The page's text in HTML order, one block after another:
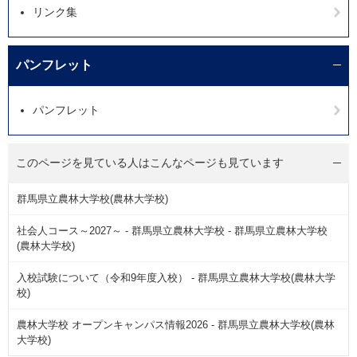
リンク集
パンフレット
パンフレット
このページを見ている人はこんなページも見ています
群馬県立農林大学校(農林大学校)
社会人コース～2027～ - 群馬県立農林大学校 - 群馬県立農林大学校
(農林大学校)
入校試験について（令和9年度入校） - 群馬県立農林大学校(農林大学
校)
農林大学校 オープンキャンパス情報2026 - 群馬県立農林大学校(農林
大学校)